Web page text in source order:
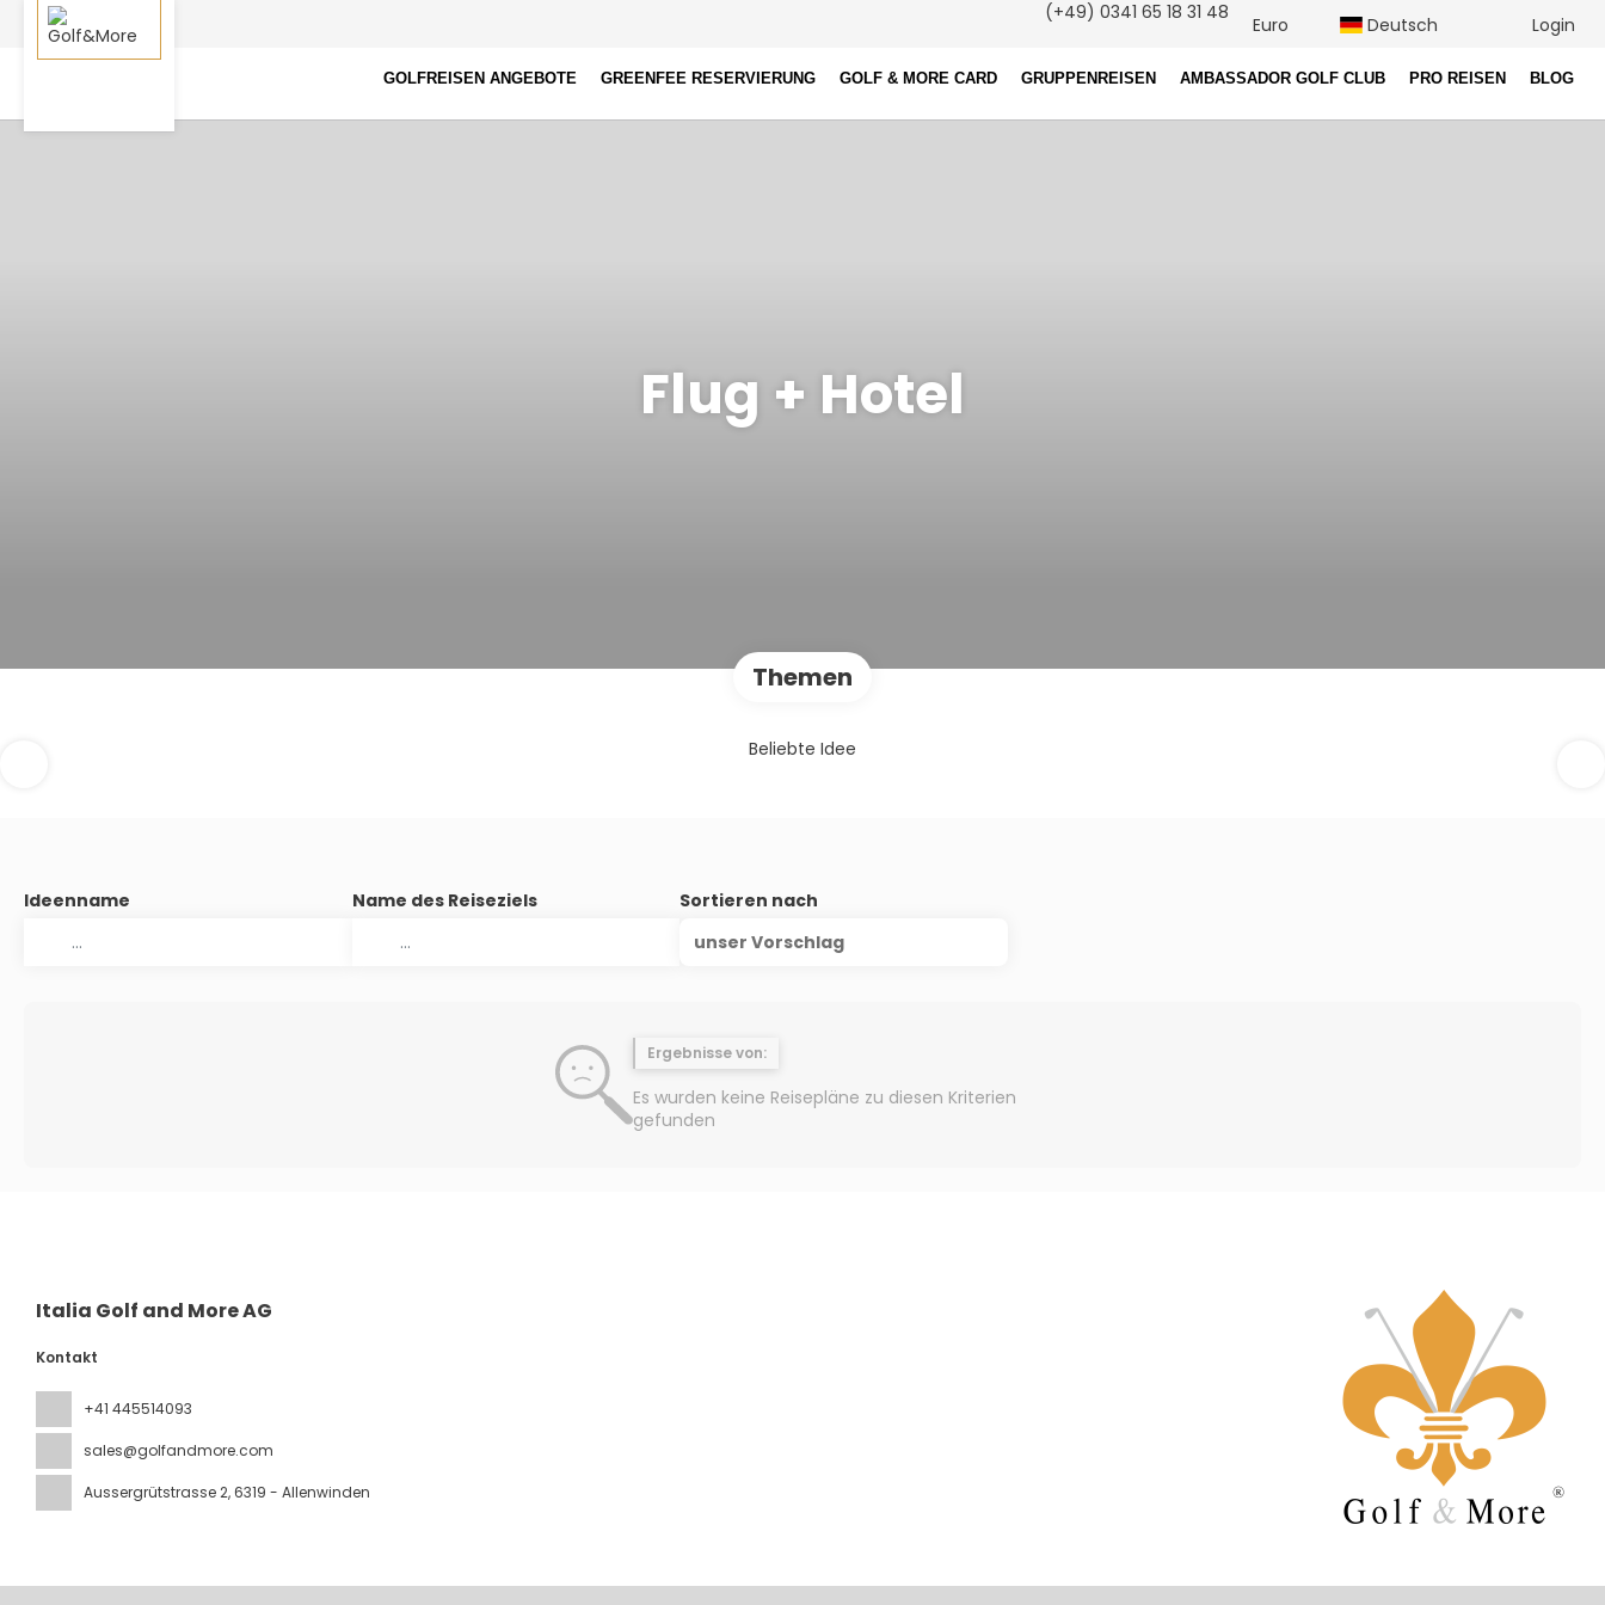
GOLFREISEN ANGEBOTE GREENFEE RESERVIERUNG GOLF & MORE CARD GRUPPENREISEN AMBASSADOR GOLF CLUB PRO REISEN BLOG
(+49) 0341 65 18 31 48
Euro Deutsch Login
Flug + Hotel
Themen
Beliebte Idee
Ideenname Name des Reiseziels
Sortieren nach
unser Vorschlag
Ergebnisse von:
Es wurden keine Reisepläne zu diesen Kriterien
gefunden
Italia Golf and More AG
Kontakt
+41 445514093
sales@golfandmore.com
Aussergrütstrasse 2, 6319 - Allenwinden